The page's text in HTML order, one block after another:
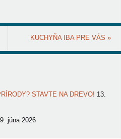
KUCHYŇA IBA PRE VÁS»
STAVTE NA DREVO! 13.
júna 2026